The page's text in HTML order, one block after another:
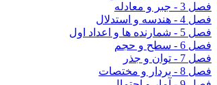
فصل 3 - جبر و معادله
فصل 4 - هندسه و استدلال
فصل 5 - شمارنده ها و اعداد اول
فصل 6 - سطح و حجم
فصل 7 - توان و جذر
فصل 8 - بردار و مختصات